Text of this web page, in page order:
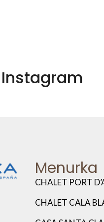
Menurka
CHALET PORT
CHALET CALA